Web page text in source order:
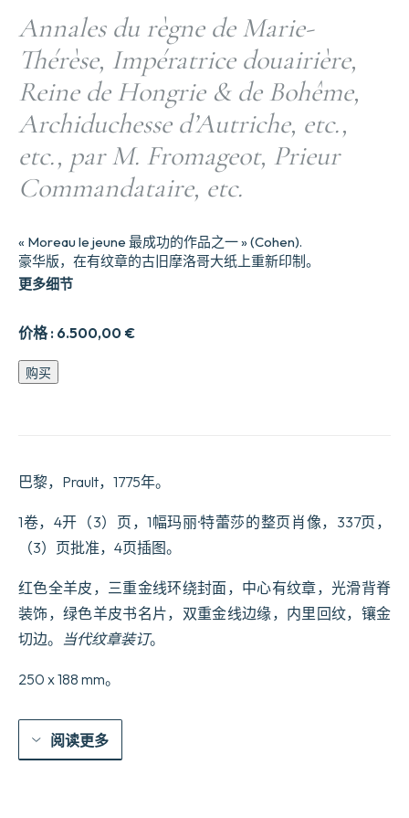
Annales du règne de Marie-
Thérèse, Impératrice douairière,
Reine de Hongrie & de Bohême,
Archiduchesse d’Autriche, etc.,
etc., par M. Fromageot, Prieur
Commandataire, etc.
价格 : 6.500,00 €
« Moreau le jeune 最成功的作品之一 » (Cohen).
豪华版，在有纹章的古旧摩洛哥大纸上重新印制。
更多细节
Annales
du
douairière,
de
Hongrie
Bohême,
Archiduchesse
d’Autriche,
etc.,
etc.,
M.
Commandataire,
etc.
数
购买
巴黎，Prault，1775年。
1卷，4开（3）页，1幅玛丽·特蕾莎的整页肖像，337页，
（3）页批准，4页插图。
红色全羊皮，三重金线环绕封面，中心有纹章，光滑背脊
装饰，绿色羊皮书名片，双重金线边缘，内里回纹，镶金
切边。 当代纹章装订。
250 x 188 mm。
阅读更多